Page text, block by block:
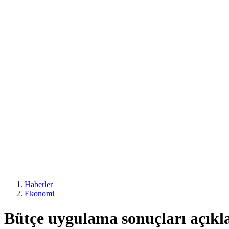
Haberler
Ekonomi
Bütçe uygulama sonuçları